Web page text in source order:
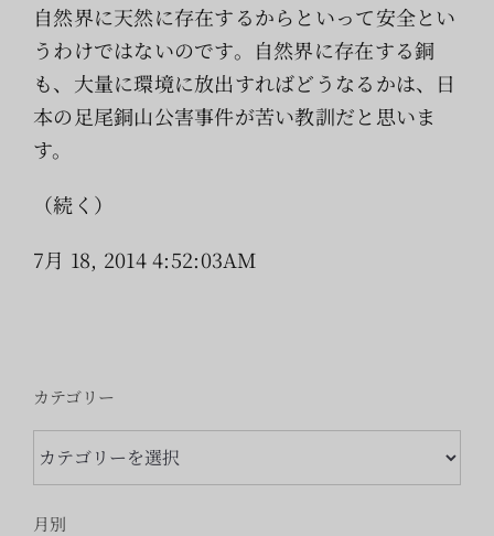
自然界に天然に存在するからといって安全とい
うわけではないのです。自然界に存在する銅
も、大量に環境に放出すればどうなるかは、日
本の足尾銅山公害事件が苦い教訓だと思いま
す。
（続く）
7月 18, 2014 4:52:03AM
カテゴリー
カ
テ
ゴ
月別